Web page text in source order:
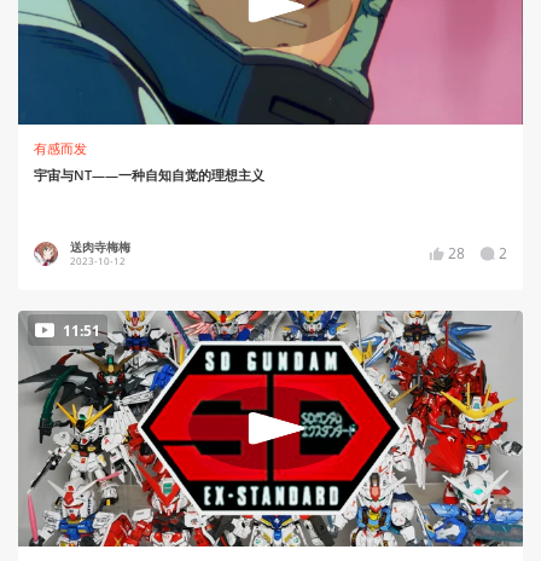
有感而发
宇宙与NT——一种自知自觉的理想主义
送肉寺梅梅
2023-10-12 28 2
11:51